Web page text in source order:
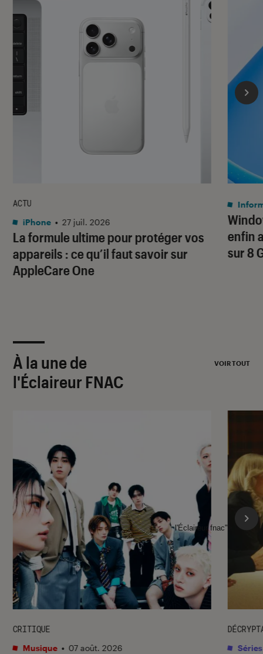
La formule ultime pour protéger vos
appareils : ce qu’il faut savoir sur
AppleCare One
ACTU
iPhone • 27 juil. 2026
enfin
sur 8
À la une de
l'Éclaireur FNAC
VOIR TOUT
CRITIQUE
Musique • 07 août. 2026 Séries
l'Éclaireur fnac">